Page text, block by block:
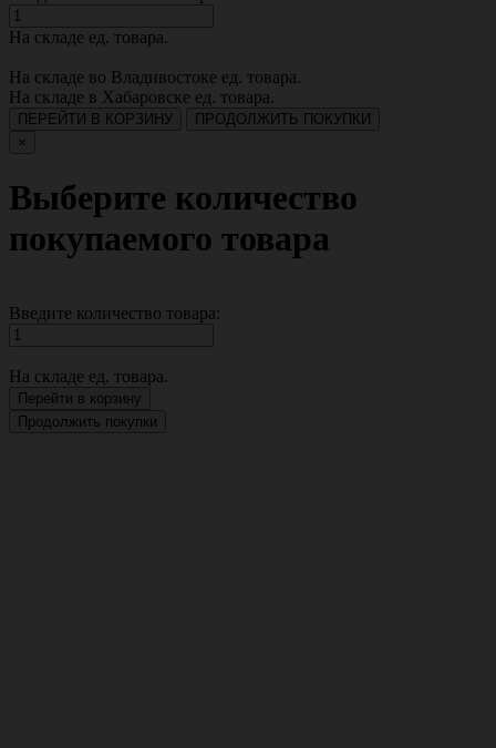
На складе ед. товара.
На складе во Владивостоке ед. товара.
На складе в Хабаровске ед. товара.
ПЕРЕЙТИ В КОРЗИНУ
ПРОДОЛЖИТЬ ПОКУПКИ
×
Выберите количество
покупаемого товара
Введите количество товара:
На складе ед. товара.
Перейти в корзину
Продолжить покупки